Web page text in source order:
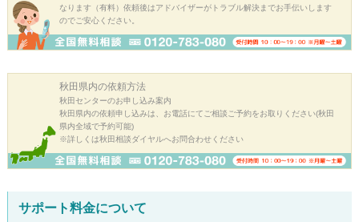
なります（有料）依頼後はアドバイザーがトラブル解決までお手伝いします
のでご安心ください。
秋田県内の依頼方法
秋田センターのお申し込み案内
秋田県内の依頼申し込みは、お電話にてご相談ご予約をお取りください(秋田
県内全域で予約可能)
※詳しくは秋田相談ダイヤルへお問合わせください
サポート料金について